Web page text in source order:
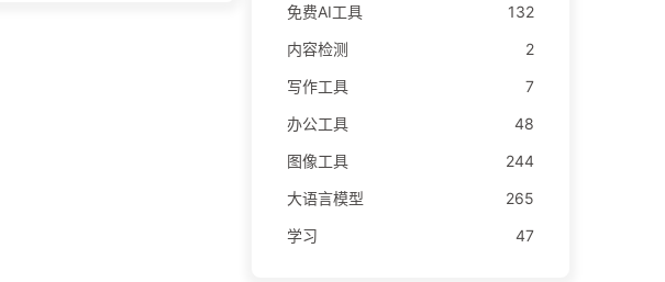
免费AI工具
132
内容检测
2
写作工具
7
办公工具
48
图像工具
244
大语言模型
265
学习
47